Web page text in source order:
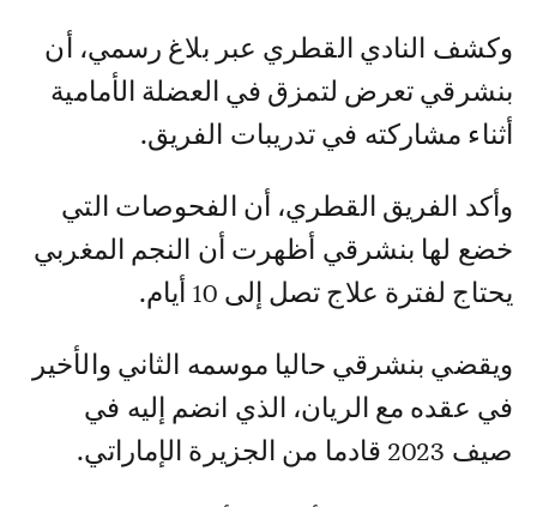
وكشف النادي القطري عبر بلاغ رسمي، أن
بنشرقي تعرض لتمزق في العضلة الأمامية
أثناء مشاركته في تدريبات الفريق.
وأكد الفريق القطري، أن الفحوصات التي
خضع لها بنشرقي أظهرت أن النجم المغربي
يحتاج لفترة علاج تصل إلى 10 أيام.
ويقضي بنشرقي حاليا موسمه الثاني والأخير
في عقده مع الريان، الذي انضم إليه في
صيف 2023 قادما من الجزيرة الإماراتي.